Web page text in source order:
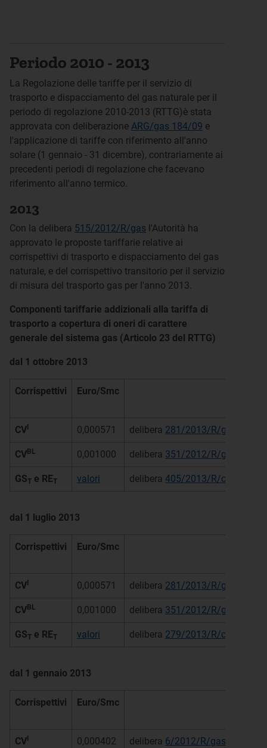
Periodo 2010 - 2013
La Regolazione delle tariffe per il servizio di
trasporto e dispacciamento del gas naturale per il
periodo di regolazione 2010-2013 (RTTG)è stata
approvata con deliberazione ARG/gas 184/09 e
l'applicazione di tariffe con riferimento all'anno
solare (1 gennaio - 31 dicembre), contrariamente ai
precedenti periodi di regolazione che facevano
riferimento all'anno termico.
2013
Con la delibera 515/2012/R/gas l'Autorità ha
approvato le proposte tariffarie relative ai
corrispettivi di trasporto e dispacciamento del gas
naturale, e del corrispettivo transitorio per il servizio
di misura del trasporto gas per l'anno 2013.
Componenti tariffarie addizionali alla tariffa di
trasporto a copertura di oneri di carattere
generale del sistema gas (Articolo 23 del RTTG)
dal 1 ottobre 2013
Corrispettivi Euro/Smc
CV 0,000571 delibera 281/2013/R/gas
CV BL 0,001000 delibera 351/2012/R/gas
GST e RET valori delibera 405/2013/R/com
dal 1 luglio 2013
Corrispettivi Euro/Smc
CV 0,000571 delibera 281/2013/R/gas
CV BL 0,001000 delibera 351/2012/R/gas
GST e RET valori delibera 279/2013/R/com
dal 1 gennaio 2013
Corrispettivi Euro/Smc
CV 0,000402 delibera 6/2012/R/gas